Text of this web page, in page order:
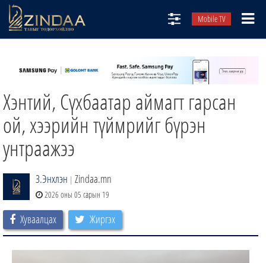
Mobile TV
ТВ8
ӨГЛӨӨНИЙ СОНИН
АУДИО ЗОХИОЛ
ЗИНДАА СЭТГҮҮЛ
Хэнтий, Сүхбаатар аймагт гарсан
ой, хээрийн түймрийг бүрэн
унтраажээ
З.Энхлэн | Zindaa.mn
2026 оны 05 сарын 19
Хуваалцах Жиргэх